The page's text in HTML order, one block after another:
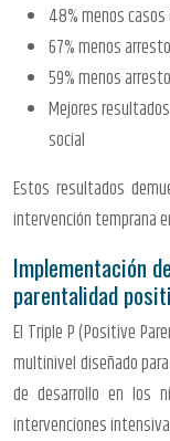
48% menos
67% menos
59% menos
Mejores
social
Estos resultados
intervención temprana
Implementación
parentalidad
El Triple P (Positive
multinivel diseñado
de desarrollo en los
intervenciones